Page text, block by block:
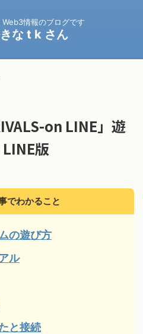
情報のブログです
な t k さん
on LINE」遊
版
でわかること
の遊び方
ル
と接続